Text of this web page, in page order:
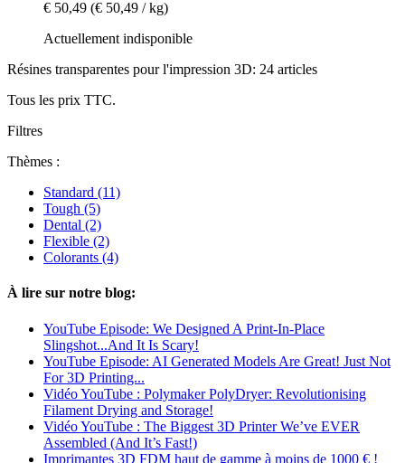
€ 50,49 (€ 50,49 / kg)
Actuellement indisponible
Résines transparentes pour l'impression 3D: 24 articles
Tous les prix TTC.
Filtres
Thèmes :
Standard (11)
Tough (5)
Dental (2)
Flexible (2)
Colorants (4)
À lire sur notre blog:
YouTube Episode: We Designed A Print-In-Place
Slingshot...And It Is Scary!
YouTube Episode: AI Generated Models Are Great! Just Not
For 3D Printing...
Vidéo YouTube : Polymaker PolyDryer: Revolutionising
Filament Drying and Storage!
Vidéo YouTube : The Biggest 3D Printer We’ve EVER
Assembled (And It’s Fast!)
Imprimantes 3D FDM haut de gamme à moins de 1000 € !